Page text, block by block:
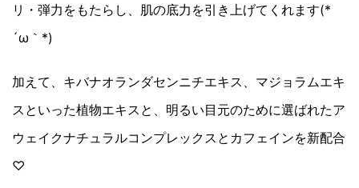
リ・弾力をもたらし、肌の底力を引き上げてくれます(*
´ω｀*)
加えて、キバナオランダセンニチエキス、マジョラムエキ
スといった植物エキスと、明るい目元のために選ばれたア
ウェイクナチュラルコンプレックスとカフェインを新配合
♡